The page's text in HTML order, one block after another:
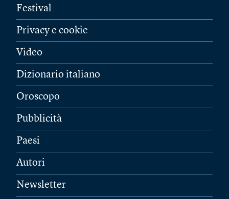
Festival
Privacy e cookie
Video
Dizionario italiano
Oroscopo
Pubblicità
Paesi
Autori
Newsletter